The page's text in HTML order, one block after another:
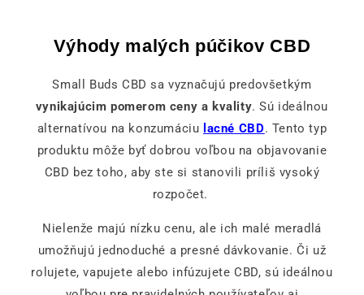
Výhody malých púčikov CBD
Small Buds CBD sa vyznačujú predovšetkým
vynikajúcim pomerom ceny a kvality. Sú ideálnou
alternatívou na konzumáciu lacné CBD. Tento typ
produktu môže byť dobrou voľbou na objavovanie
CBD bez toho, aby ste si stanovili príliš vysoký
rozpočet.
Nielenže majú nízku cenu, ale ich malé meradlá
umožňujú jednoduché a presné dávkovanie. Či už
rolujete, vapujete alebo infúzujete CBD, sú ideálnou